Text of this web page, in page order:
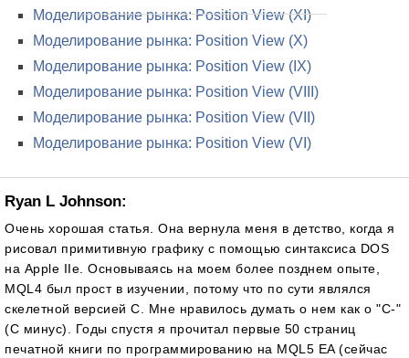
Моделирование рынка: Position View (XI)
Моделирование рынка: Position View (X)
Моделирование рынка: Position View (IX)
Моделирование рынка: Position View (VIII)
Моделирование рынка: Position View (VII)
Моделирование рынка: Position View (VI)
Ryan L Johnson:
Очень хорошая статья. Она вернула меня в детство, когда я
рисовал примитивную графику с помощью синтаксиса DOS
на Apple IIe. Основываясь на моем более позднем опыте,
MQL4 был прост в изучении, потому что по сути являлся
скелетной версией C. Мне нравилось думать о нем как о "C-"
(C минус). Годы спустя я прочитал первые 50 страниц
печатной книги по программированию на MQL5 EA (сейчас